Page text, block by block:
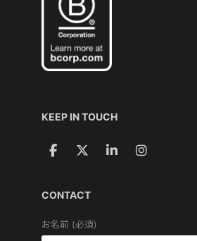
KEEP IN TOUCH
CONTACT
お名前 (必須)